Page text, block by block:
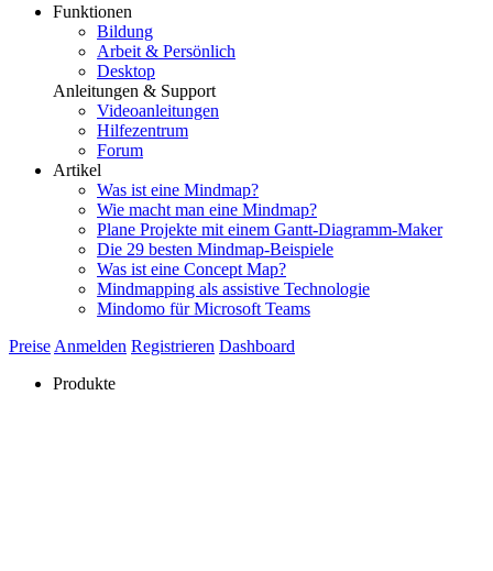
Funktionen
Bildung
Arbeit & Persönlich
Desktop
Anleitungen & Support
Videoanleitungen
Hilfezentrum
Forum
Artikel
Was ist eine Mindmap?
Wie macht man eine Mindmap?
Plane Projekte mit einem Gantt-Diagramm-Maker
Die 29 besten Mindmap-Beispiele
Was ist eine Concept Map?
Mindmapping als assistive Technologie
Mindomo für Microsoft Teams
Preise Anmelden Registrieren Dashboard
Produkte